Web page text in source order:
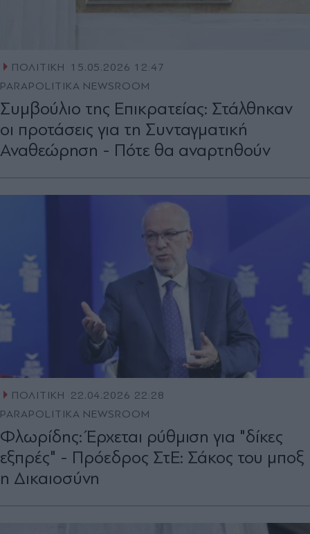
ΠΟΛΙΤΙΚΗ
15.05.2026 12:47
PARAPOLITIKA NEWSROOM
Συμβούλιο της Επικρατείας: Στάλθηκαν
οι προτάσεις για τη Συνταγματική
Αναθεώρηση - Πότε θα αναρτηθούν
ΠΟΛΙΤΙΚΗ
22.04.2026 22:28
PARAPOLITIKA NEWSROOM
Φλωρίδης: Έρχεται ρύθμιση για "δίκες
εξπρές" - Πρόεδρος ΣτΕ: Σάκος του μποξ
η Δικαιοσύνη